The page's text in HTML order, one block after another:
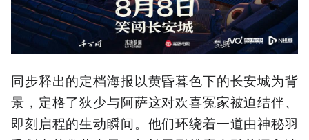
同步释出的定档海报以黄昏暮色下的长安城为背
景，定格了狄少与阿萨这对欢喜冤家被迫结伴、
即刻启程的生动瞬间。他们环绕着一道由神秘羽